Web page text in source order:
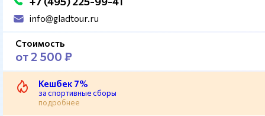
info@gladtour.ru
Стоимость
от 2 500 ₽
Кешбек 7%
за спортивные сборы
подробнее